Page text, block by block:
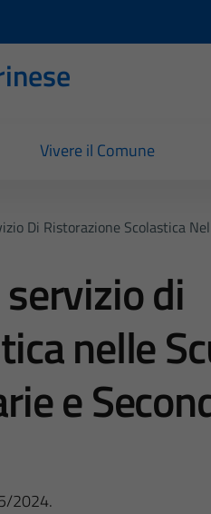
Vivere il Comune
Di Ristorazione Scolastica
di
nelle
e
2024.